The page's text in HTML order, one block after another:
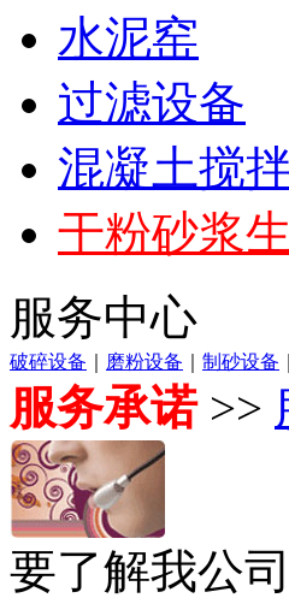
水泥窑
过滤设备
混凝土搅
干粉砂浆
服务中心
破碎设备 磨粉设备 制砂设备
服务承诺>>
要了解我公